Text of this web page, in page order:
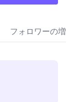
フォロワーの増加